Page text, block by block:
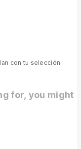
con tu selección.
for, you might